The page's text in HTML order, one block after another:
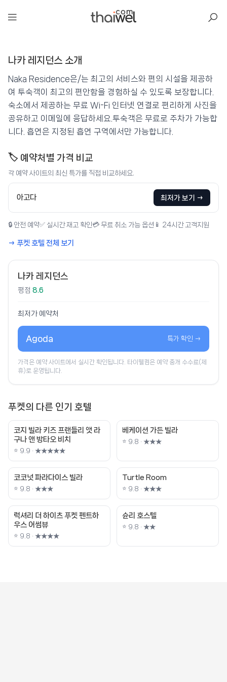
나카 레지던스
📍 푸켓★★★ ⭐ 8.6
💰 최저가 확인 · 예약하기
나카 레지던스 소개
Naka Residence은/는 최고의 서비스와 편의 시설을 제공하
여 투숙객이 최고의 편안함을 경험하실 수 있도록 보장합니다.
숙소에서 제공하는 무료 Wi-Fi 인터넷 연결로 편리하게 사진을
공유하고 이메일에 응답하세요.투숙객은 무료로 주차가 가능합
니다. 흡연은 지정된 흡연 구역에서만 가능합니다.
🏷️ 예약처별 가격 비교
각 예약 사이트의 최신 특가를 직접 비교하세요.
아고다 최저가 보기 →
🔒 안전 예약✅ 실시간 재고 확인 💳 무료 취소 가능 옵션 📱 24시간 고객지원
→ 푸켓 호텔 전체 보기
나카 레지던스
평점 8.6
최저가 예약처
Agoda 특가 확인 →
가격은 예약 사이트에서 실시간 확인됩니다. 타이웰컴은 예약 중개 수수료(제
휴)로 운영됩니다.
푸켓의 다른 인기 호텔
코지 빌라 키즈 프랜들리 앳 라
구나 앤 방타오 비치
⭐ 9.9 · ★★★★★
베케이션 가든 빌라
⭐ 9.8 · ★★★
코코넛 파라다이스 빌라
⭐ 9.8 · ★★★
Turtle Room
⭐ 9.8 · ★★★
럭셔리 더 하이츠 푸켓 펜트하
우스 어썸뷰
⭐ 9.8 · ★★★★
슌리 호스텔
⭐ 9.8 · ★★